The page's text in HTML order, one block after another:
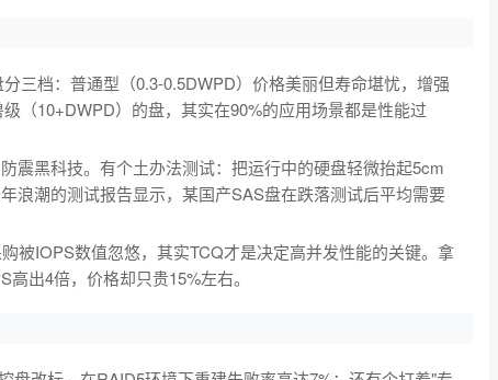
三档：普通型（0.3-0.5DWPD）价格美丽但寿命堪忧，增强
（10+DWPD）的盘，其实在90%的应用场景都是性能过
震黑科技。有个土办法测试：把运行中的硬盘轻微抬起5cm
浪潮的测试报告显示，某国产SAS盘在跌落测试后平均需要
被IOPS数值忽悠，其实TCQ才是决定高并发性能的关键。拿
出4倍，价格却只贵15%左右。